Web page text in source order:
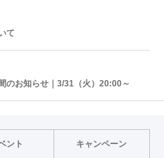
て
のお知らせ｜3/31（火）20:00～
ント キャンペーン